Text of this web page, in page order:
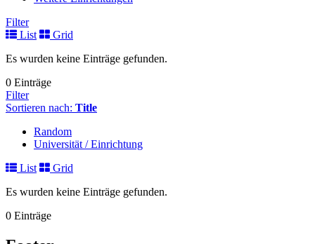
Filter
List
Grid
Es wurden keine Einträge gefunden.
0 Einträge
Filter
Sortieren nach: Title
Random
Universität / Einrichtung
List
Grid
Es wurden keine Einträge gefunden.
0 Einträge